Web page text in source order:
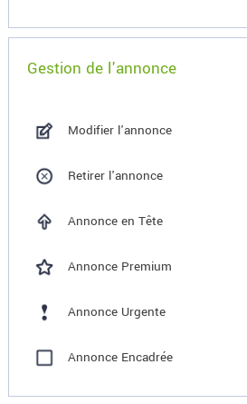
Gestion de l'annonce
Modifier l'annonce
Retirer l'annonce
Annonce en Tête
Annonce Premium
Annonce Urgente
Annonce Encadrée